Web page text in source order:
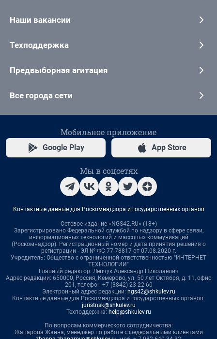
Наши вакансии
Техподдержка
Предвыборная агитация
Все города сети
Мобильное приложение
Google Play App Store
Мы в соцсетях
Контактные данные для Роскомнадзора и государственных органов
Сетевое издание «NGS42.RU» (18+)
Зарегистрировано Федеральной службой по надзору в сфере связи,
информационных технологий и массовых коммуникаций
(Роскомнадзор). Регистрационный номер и дата принятия решения о
регистрации - ЭЛ № ФС 77-78817 от 07.08.2020 г.
Учредитель: Общество с ограниченной ответственностью "ИНТЕРНЕТ
ТЕХНОЛОГИИ"
Главный редактор: Левчук Александр Николаевич
Адрес редакции: 650000, Россия, Кемерово, ул. 50 лет Октября, д. 11, офис
201, телефон +7 (3842) 23-22-60
Электронный адрес редакции: ngs42@shkulev.ru
Контактные данные для Роскомнадзора и государственных органов:
juristnsk@shkulev.ru
Техподдержка: help@shkulev.ru
По вопросам коммерческого сотрудничества:
Жапарова Жанна, менеджер по работе с федеральными клиентами